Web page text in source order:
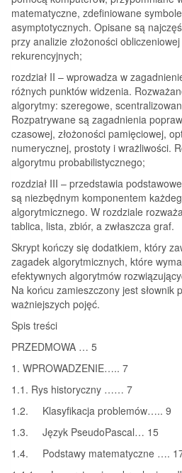
matematyczne, zdefiniowane
asymptotycznych. Opisane są
przy analizie złożoności
rekurencyjnych;
rozdział II – wprowadza w
różnych punktów widzenia.
algorytmy: szeregowe,
Rozpatrywane są zagadnienia
czasowej, złożoności pamięciowej,
numerycznej, prostoty i wrażliwości.
algorytmu probabilistycznego;
rozdział III – przedstawia
są niezbędnym komponentem
algorytmicznego. W rozdziale
tablica, lista, zbiór, a zwłaszcza graf.
Skrypt kończy się dodatkiem, który
zagadek algorytmicznych, które
efektywnych algorytmów
Na końcu zamieszczony jest słownik
ważniejszych pojęć.
Spis treści
PRZEDMOWA … 5
1. WPROWADZENIE….. 7
1.1. Rys historyczny …… 7
1.2. Klasyfikacja problemów….. 9
1.3. Język PseudoPascal… 15
1.4. Podstawy matematyczne ….